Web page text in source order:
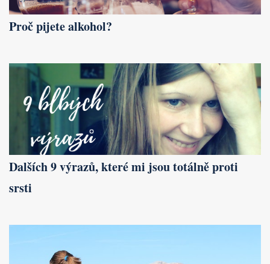
Proč pijete alkohol?
Dalších 9 výrazů, které mi jsou totálně proti
srsti